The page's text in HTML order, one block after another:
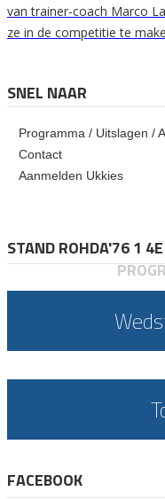
van trainer-coach Marco
ze in de competitie te
SNEL NAAR
Programma / Uitslagen /
Contact
Aanmelden Ukkies
STAND ROHDA'76 1
FACEBOOK